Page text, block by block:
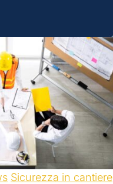
Sicurezza in cantiere